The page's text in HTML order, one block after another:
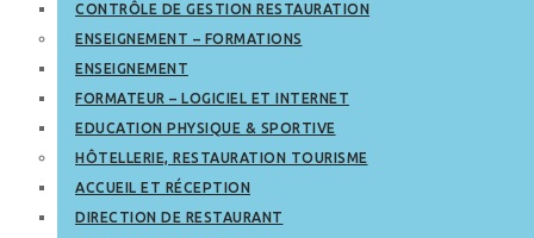
CONTRÔLE DE GESTION RESTAURATION
ENSEIGNEMENT – FORMATIONS
ENSEIGNEMENT
FORMATEUR – LOGICIEL ET INTERNET
EDUCATION PHYSIQUE & SPORTIVE
HÔTELLERIE, RESTAURATION TOURISME
ACCUEIL ET RÉCEPTION
DIRECTION DE RESTAURANT